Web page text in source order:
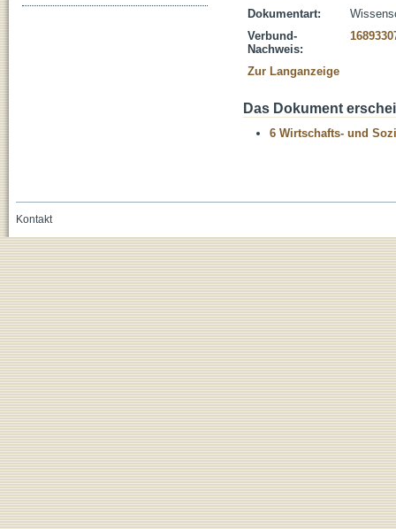
Dokumentart:
Verbund-
Nachweis:
Zur Langanzeige
Das Dokument
6 Wirtschafts- und
Kontakt